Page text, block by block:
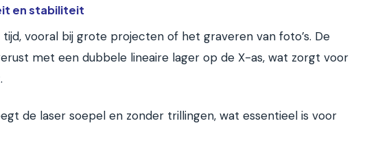
en stabiliteit
vooral bij grote projecten of het graveren van foto’s. De
met een dubbele lineaire lager op de X-as, wat zorgt voor
de laser soepel en zonder trillingen, wat essentieel is voor